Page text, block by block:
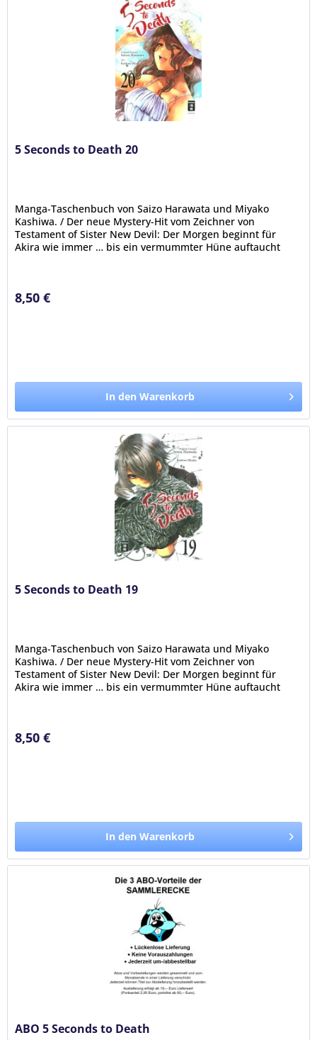
5 Seconds to Death 20
Manga-Taschenbuch von Saizo Harawata und Miyako
Kashiwa. / Der neue Mystery-Hit vom Zeichner von
Testament of Sister New Devil: Der Morgen beginnt für
Akira wie immer … bis ein vermummter Hüne auftaucht
8,50 €
In den Warenkorb
5 Seconds to Death 19
Manga-Taschenbuch von Saizo Harawata und Miyako
Kashiwa. / Der neue Mystery-Hit vom Zeichner von
Testament of Sister New Devil: Der Morgen beginnt für
Akira wie immer … bis ein vermummter Hüne auftaucht
8,50 €
In den Warenkorb
ABO 5 Seconds to Death